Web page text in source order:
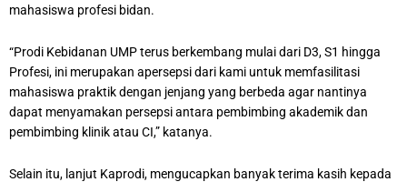
mahasiswa profesi bidan.
“Prodi Kebidanan UMP terus berkembang mulai dari D3, S1 hingga
Profesi, ini merupakan apersepsi dari kami untuk memfasilitasi
mahasiswa praktik dengan jenjang yang berbeda agar nantinya
dapat menyamakan persepsi antara pembimbing akademik dan
pembimbing klinik atau CI,” katanya.
Selain itu, lanjut Kaprodi, mengucapkan banyak terima kasih kepada